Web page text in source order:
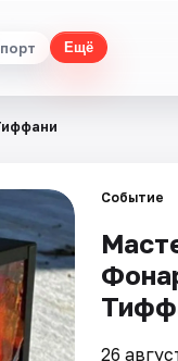
Ещё
Событие
26